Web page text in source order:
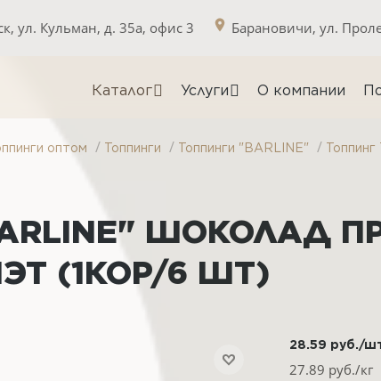
ул. Кульман, д. 35а, офис 3 Барановичи, ул.
Каталог Услуги О компании
оптом / Топпинги / Топпинги "BARLINE" /
ШОКОЛАД
(1КОР/6 ШТ)
28.59 руб./
27.89 руб./кг